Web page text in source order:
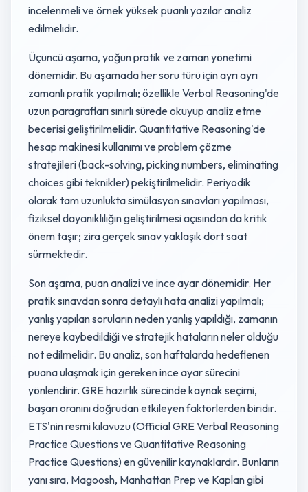
incelenmeli ve örnek yüksek puanlı yazılar analiz
edilmelidir.
Üçüncü aşama, yoğun pratik ve zaman yönetimi
dönemidir. Bu aşamada her soru türü için ayrı ayrı
zamanlı pratik yapılmalı; özellikle Verbal Reasoning'de
uzun paragrafları sınırlı sürede okuyup analiz etme
becerisi geliştirilmelidir. Quantitative Reasoning'de
hesap makinesi kullanımı ve problem çözme
stratejileri (back-solving, picking numbers, eliminating
choices gibi teknikler) pekiştirilmelidir. Periyodik
olarak tam uzunlukta simülasyon sınavları yapılması,
fiziksel dayanıklılığın geliştirilmesi açısından da kritik
önem taşır; zira gerçek sınav yaklaşık dört saat
sürmektedir.
Son aşama, puan analizi ve ince ayar dönemidir. Her
pratik sınavdan sonra detaylı hata analizi yapılmalı;
yanlış yapılan soruların neden yanlış yapıldığı, zamanın
nereye kaybedildiği ve stratejik hataların neler olduğu
not edilmelidir. Bu analiz, son haftalarda hedeflenen
puana ulaşmak için gereken ince ayar sürecini
yönlendirir. GRE hazırlık sürecinde kaynak seçimi,
başarı oranını doğrudan etkileyen faktörlerden biridir.
ETS'nin resmi kılavuzu (Official GRE Verbal Reasoning
Practice Questions ve Quantitative Reasoning
Practice Questions) en güvenilir kaynaklardır. Bunların
yanı sıra, Magoosh, Manhattan Prep ve Kaplan gibi